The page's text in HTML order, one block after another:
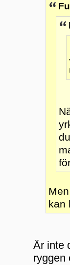
kan
Är inte
ryggen